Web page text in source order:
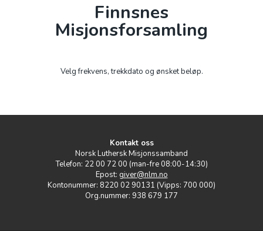
FORDELTE GIVERAVTALER
GAVE FRA BEDRIFT
Finnsnes
Misjonsforsamling
Velg frekvens, trekkdato og ønsket beløp.
Kontakt oss
Norsk Luthersk Misjonssamband
Telefon: 22 00 72 00 (man-fre 08:00-14:30)
Epost: giver@nlm.no
Kontonummer: 8220 02 90131 (Vipps: 700 000)
Org.nummer: 938 679 177